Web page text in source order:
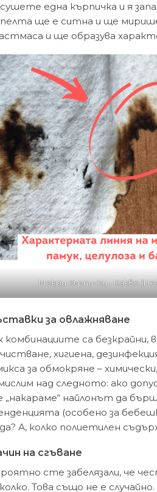
една кърпичка и я
ще е ситна и ще мирише
и ще образува
Мокри Кърпички - Какво
за овлажняване
комбинациите са
хигиена,
за обмокряне –
над следното: ако
„накараме“ найлонът да
(особено за
А, колко полиетилен
на сгъване
сте забелязали, че
Това също не е